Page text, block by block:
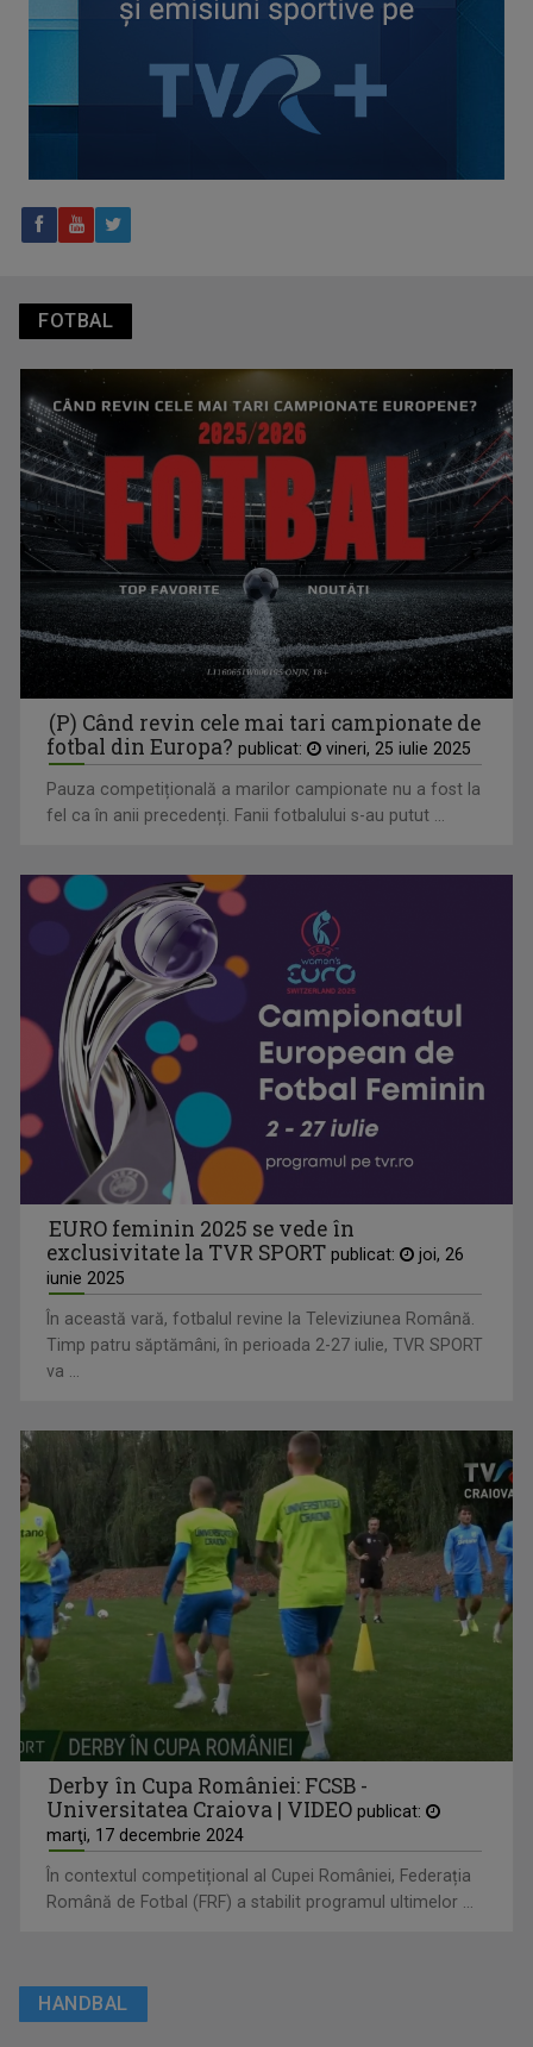
Tenis internațional la Târgu Mureș! TVR Sport transmite
TVR Sport transmite în direct semifinalele și finalele
Campionatelor Europene de canotaj de la Varese
FOTBAL
(P) Când revin cele mai tari campionate de
fotbal din Europa? publicat: vineri, 25 iulie 2025
Pauza competițională a marilor campionate nu a fost la
fel ca în anii precedenți. Fanii fotbalului s-au putut ...
EURO feminin 2025 se vede în
exclusivitate la TVR SPORT publicat:
joi, 26
iunie 2025
În această vară, fotbalul revine la Televiziunea Română.
Timp patru săptămâni, în perioada 2-27 iulie, TVR SPORT
va ...
Derby în Cupa României: FCSB -
Universitatea Craiova | VIDEO publicat:
marţi, 17 decembrie 2024
În contextul competițional al Cupei României, Federația
Română de Fotbal (FRF) a stabilit programul ultimelor ...
HANDBAL